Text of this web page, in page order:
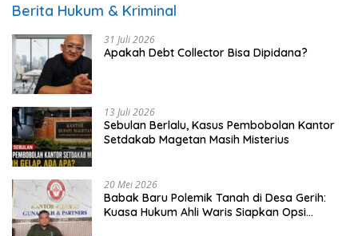
Berita Hukum & Kriminal
31 Juli 2026
Apakah Debt Collector Bisa Dipidana?
13 Juli 2026
Sebulan Berlalu, Kasus Pembobolan Kantor
Setdakab Magetan Masih Misterius
20 Mei 2026
Babak Baru Polemik Tanah di Desa Gerih:
Kuasa Hukum Ahli Waris Siapkan Opsi